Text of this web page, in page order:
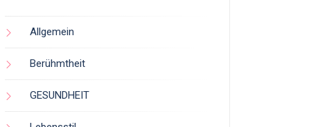
Allgemein
Berühmtheit
GESUNDHEIT